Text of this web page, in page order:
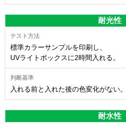
耐光性
標準カラーサンプルを印刷し、
UVライトボックスに2時間入れる。
入れる前と入れた後の色変化がない。
耐水性